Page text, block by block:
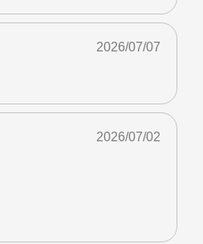
2026/07/07
2026/07/02